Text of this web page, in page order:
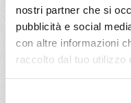
nostri partner che si
pubblicità e social
con altre informazioni
raccolto dal tuo utilizzo